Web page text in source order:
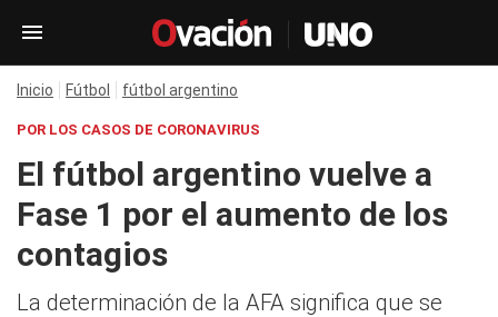
Inicio Fútbol fútbol argentino
POR LOS CASOS DE CORONAVIRUS
El fútbol argentino vuelve a
Fase 1 por el aumento de los
contagios
La determinación de la AFA significa que se